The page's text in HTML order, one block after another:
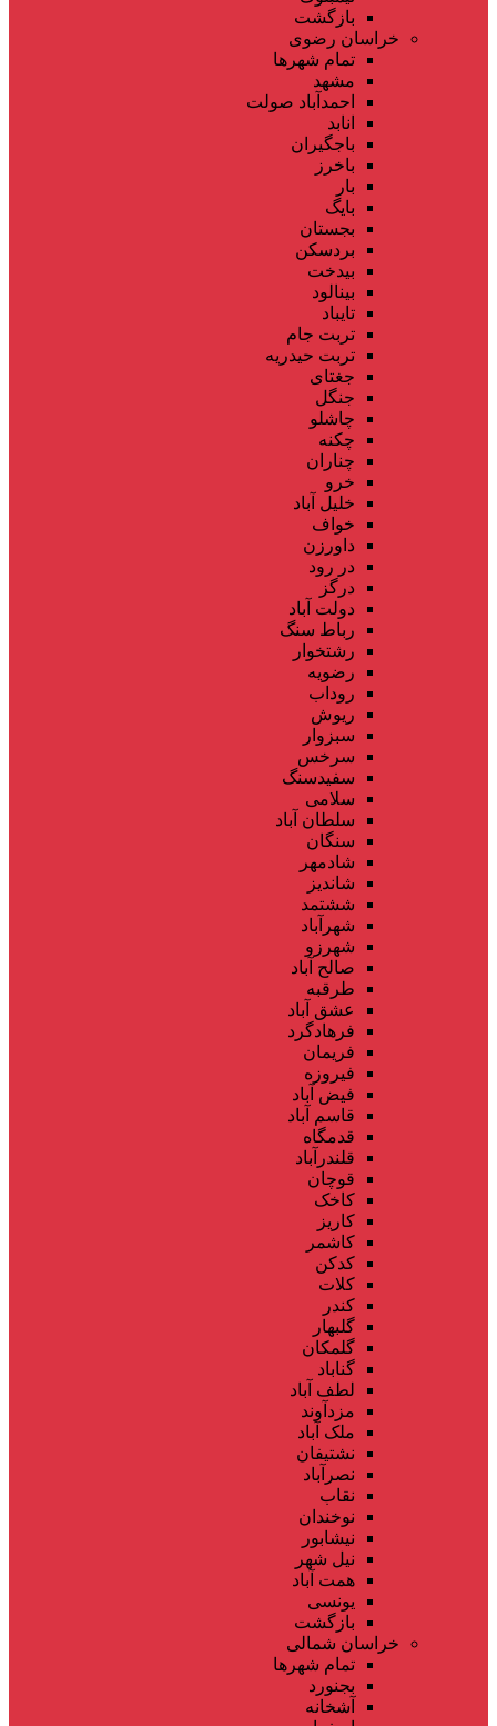
بازگشت
خراسان رضوی
تمام شهر‌ها
مشهد
احمدآباد صولت
انابد
باجگیران
باخرز
بار
بایگ
بجستان
بردسکن
بیدخت
بینالود
تایباد
تربت جام
تربت حیدریه
جغتای
جنگل
چاشلو
چکنه
چناران
خرو
خلیل آباد
خواف
داورزن
در رود
درگز
دولت آباد
رباط سنگ
رشتخوار
رضویه
روداب
ریوش
سبزوار
سرخس
سفیدسنگ
سلامی
سلطان آباد
سنگان
شادمهر
شاندیز
ششتمد
شهرآباد
شهرزو
صالح آباد
طرقبه
عشق آباد
فرهادگرد
فریمان
فیروزه
فیض آباد
قاسم آباد
قدمگاه
قلندرآباد
قوچان
کاخک
کاریز
کاشمر
کدکن
کلات
کندر
گلبهار
گلمکان
گناباد
لطف آباد
مزدآوند
ملک آباد
نشتیفان
نصرآباد
نقاب
نوخندان
نیشابور
نیل شهر
همت آباد
یونسی
بازگشت
خراسان شمالی
تمام شهر‌ها
بجنورد
آشخانه